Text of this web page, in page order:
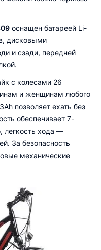
оснащен батареей Li-
дисковыми
и сзади, передней
с колесами 26
и женщинам любого
позволяет ехать без
обеспечивает 7-
легкость хода —
За безопасность
механические